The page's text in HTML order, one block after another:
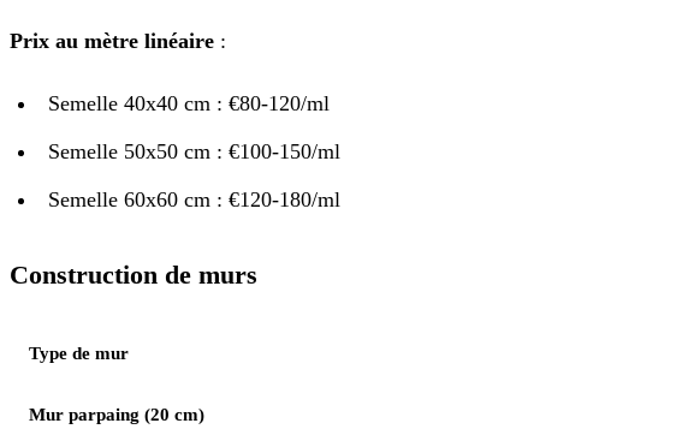
Prix au mètre linéaire :
Semelle 40x40 cm : €80-120/ml
Semelle 50x50 cm : €100-150/ml
Semelle 60x60 cm : €120-180/ml
Construction de murs
Type de mur
Mur parpaing (20 cm)